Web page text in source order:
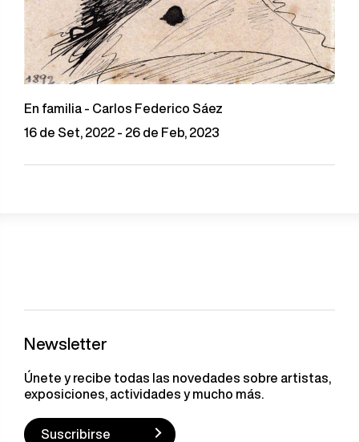
En familia - Carlos Federico Sáez
16 de Set, 2022 - 26 de Feb, 2023
Newsletter
Únete y recibe todas las novedades sobre artistas,
exposiciones, actividades y mucho más.
Suscribirse